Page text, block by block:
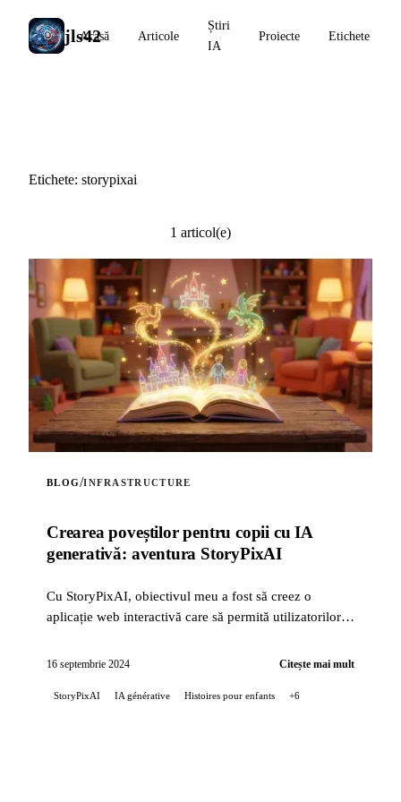
jls42
Acasă Articole
Știri
IA
Proiecte Etichete
Etichete: storypixai
1 articol(e)
BLOG/INFRASTRUCTURE
Crearea poveștilor pentru copii cu IA
generativă: aventura StoryPixAI
Cu StoryPixAI, obiectivul meu a fost să creez o
aplicație web interactivă care să permită utilizatorilor
16 septembrie 2024 Citește mai mult
StoryPixAI IA générative Histoires pour enfants +6